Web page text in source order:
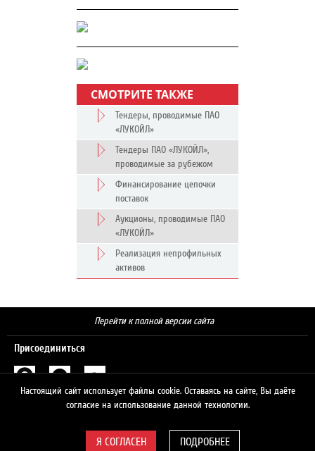
СМОТРИТЕ ТАКЖЕ
Тендеры, проводимые ПАО
«ЛУКОЙЛ»
Тендеры ПАО «ЛУКОЙЛ»,
проводимые за рубежом
Финансирование цепочки
поставок
Аукционы, проводимые ПАО
«ЛУКОЙЛ»
Реализация непрофильных
активов
Перейти к полной версии сайта
Присоединиться
Настоящий сайт использует файлы cookie. Оставаясь на сайте, Вы даёте
согласие на использование данной технологии.
ПОДРОБНЕЕ